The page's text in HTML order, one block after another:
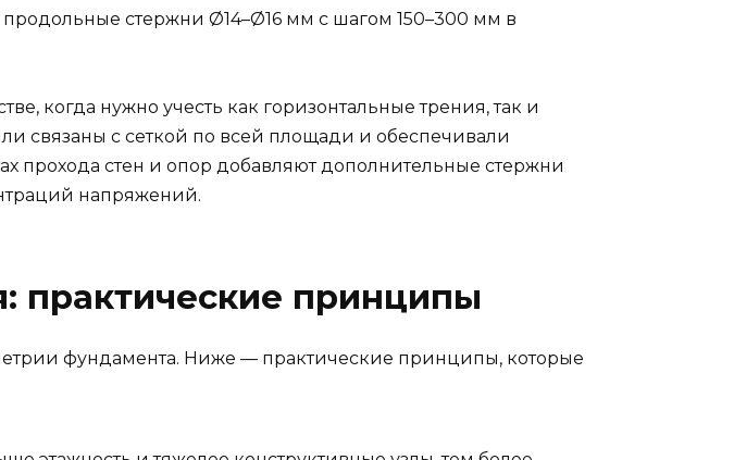
стержни Ø14–Ø16 мм с шагом 150–300 мм в
когда нужно учесть как горизонтальные трения, так и
связаны с сеткой по всей площади и обеспечивали
прохода стен и опор добавляют дополнительные стержни
напряжений.
практические принципы
фундамента. Ниже — практические принципы, которые